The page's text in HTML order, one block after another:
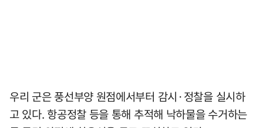
우리 군은 풍선부양 원점에서부터 감시·정찰을 실시하
고 있다. 항공정찰 등을 통해 추적해 낙하물을 수거하는